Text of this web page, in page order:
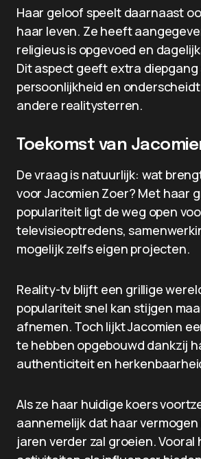
Haar geloof speelt daarnaast
haar leven. Ze heeft
religieus is opgevoed en
Dit aspect geeft extra diepgang
persoonlijkheid en
andere realitysterren.
Toekomst van
De vraag is natuurlijk: wat
voor Jacomien Zoer? Met haar
populariteit ligt de weg open
televisieoptredens,
mogelijk zelfs eigen projecten.
Reality-tv blijft een grillige
populariteit snel kan stijgen
afnemen. Toch lijkt Jacomien
te hebben opgebouwd dankzij
authenticiteit en
Als ze haar huidige koers
aannemelijk dat haar vermogen
jaren verder zal groeien. Vooral